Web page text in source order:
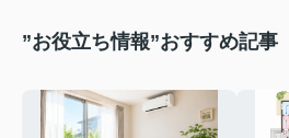
”お役立ち情報”おすすめ記事